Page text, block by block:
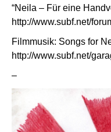
“Neila – Für eine
http://www.subf.net/
Filmmusik: Songs for
http://www.subf.net/
–